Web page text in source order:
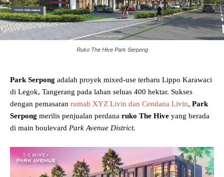
Ruko The Hive Park Serpong
Park Serpong adalah proyek mixed-use terbaru Lippo Karawaci
di Legok, Tangerang pada lahan seluas 400 hektar. Sukses
dengan pemasaran rumah XYZ Livin dan Cendana Livin, Park
Serpong merilis penjualan perdana ruko The Hive yang berada
di main boulevard Park Avenue District.